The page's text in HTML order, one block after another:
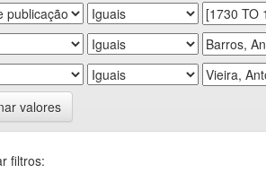
valores
filtros: